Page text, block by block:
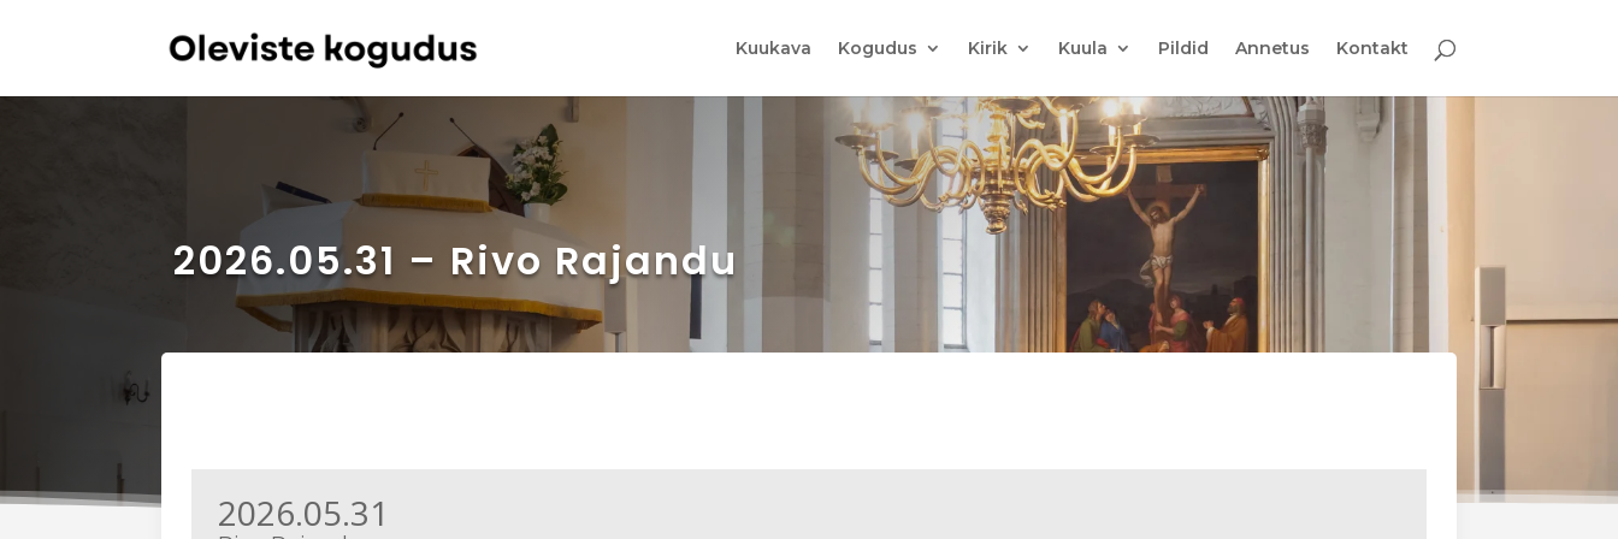
Kuukava Kogudus Kirik Kuula Pildid Annetus Kontakt
2026.05.31 – Rivo Rajandu
2026.05.31